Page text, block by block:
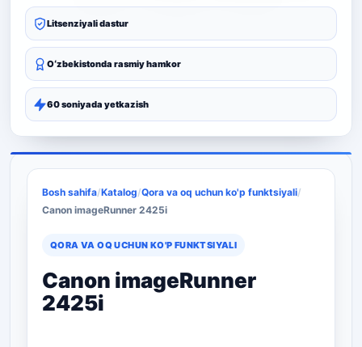
Litsenziyali dastur
Oʻzbekistonda rasmiy hamkor
60 soniyada yetkazish
Bosh sahifa/Katalog/Qora va oq uchun ko'p funktsiyali/
Canon imageRunner 2425i
QORA VA OQ UCHUN KO'P FUNKTSIYALI
Canon imageRunner
2425i